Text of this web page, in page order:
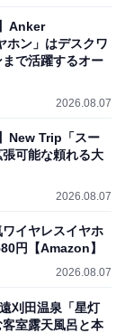
Anker
ン」はデスクワ
で活躍するオー
2026.08.07
New Trip「スー
可能な頼れる大
2026.08.07
ワイヤレスイヤホ
円【Amazon】
2026.08.07
刈田温泉「星灯
室露天風呂と本